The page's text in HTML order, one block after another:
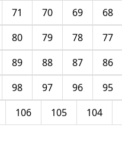
68
69
70
71
77
78
79
80
86
87
88
89
95
96
97
98
104
105
106